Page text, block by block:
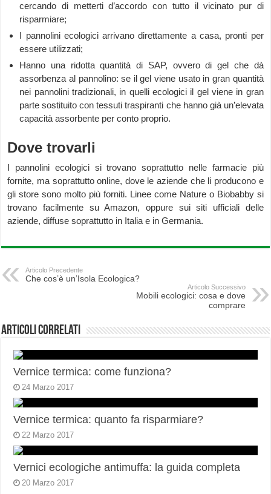
cercando di metterti d’accordo con tutto il vicinato pur di
risparmiare;
I pannolini ecologici arrivano direttamente a casa, pronti per
essere utilizzati;
Hanno una ridotta quantità di SAP, ovvero di gel che dà
assorbenza al pannolino: se il gel viene usato in gran quantità
nei pannolini tradizionali, in quelli ecologici il gel viene in gran
parte sostituito con tessuti traspiranti che hanno già un’elevata
capacità assorbente per conto proprio.
Dove trovarli
I pannolini ecologici si trovano soprattutto nelle farmacie più
fornite, ma soprattutto online, dove le aziende che li producono e
gli store sono molto più forniti. Linee come Nature o Biobabby si
trovano facilmente su Amazon, oppure sui siti ufficiali delle
aziende, diffuse soprattutto in Italia e in Germania.
Articolo Precedente
Che cos’è un’Isola Ecologica?
Articolo Successivo
Mobili ecologici: cosa e dove
comprare
Articoli correlati
Vernice termica: come funziona?
24 Marzo 2017
Vernice termica: quanto fa risparmiare?
22 Marzo 2017
Vernici ecologiche antimuffa: la guida completa
20 Marzo 2017